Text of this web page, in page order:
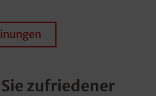
zufriedener